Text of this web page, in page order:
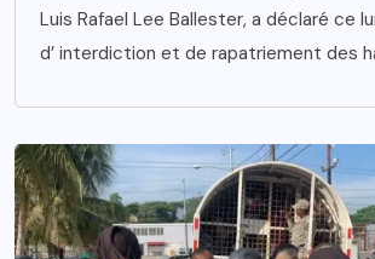
Luis Rafael Lee Ballester, a déclaré ce
d’ interdiction et de rapatriement des